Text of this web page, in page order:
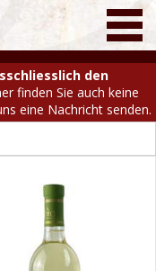
den
finden Sie auch keine
eine Nachricht senden.